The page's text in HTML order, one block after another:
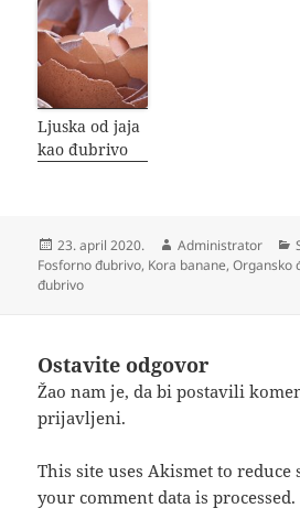
Ljuska od jaja
kao đubrivo
Objavljeno
23. april 2020. Autor
Administrator
Fosforno đubrivo, Kora banane,Organsko
đubrivo
Ostavite odgovor
Žao nam je, da bi postavili
prijavljeni.
This site uses Akismet to reduce
your comment data is processed.